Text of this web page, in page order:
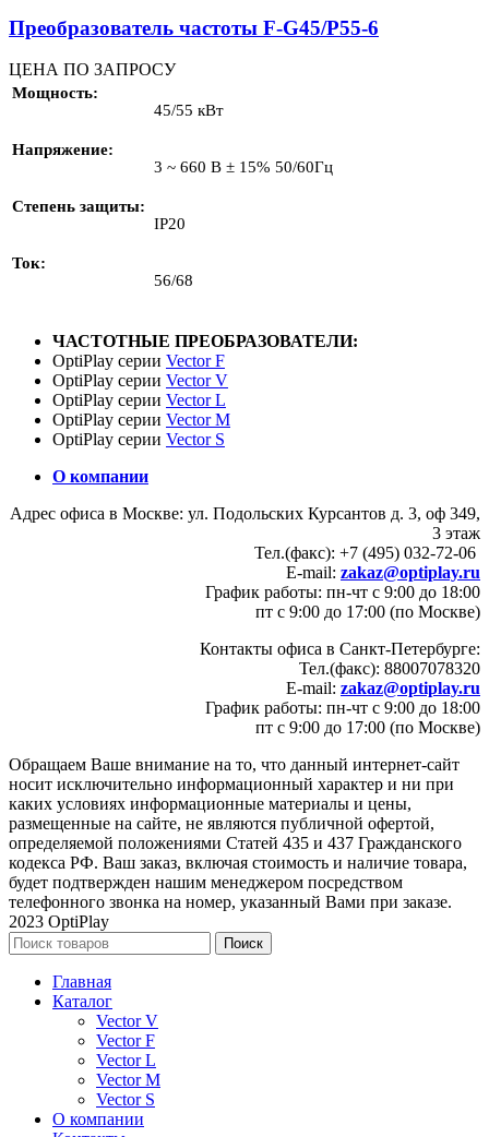
Преобразователь частоты F-G45/P55-6
ЦЕНА ПО ЗАПРОСУ
Мощность
45/55 кВт
Напряжение
3 ~ 660 В ± 15% 50/60Гц
Степень защиты
IP20
Ток
56/68
ЧАСТОТНЫЕ ПРЕОБРАЗОВАТЕЛИ:
OptiPlay серии Vector F
OptiPlay серии Vector V
OptiPlay серии Vector L
OptiPlay серии Vector M
OptiPlay серии Vector S
О компании
Адрес офиса в Москве: ул. Подольских Курсантов д. 3, оф 349,
3 этаж
Тел.(факс): +7 (495) 032-72-06
E-mail: zakaz@optiplay.ru
График работы: пн-чт с 9:00 до 18:00
пт с 9:00 до 17:00 (по Москве)
Контакты офиса в Санкт-Петербурге:
Тел.(факс): 88007078320
E-mail: zakaz@optiplay.ru
График работы: пн-чт с 9:00 до 18:00
пт с 9:00 до 17:00 (по Москве)
Обращаем Ваше внимание на то, что данный интернет-сайт
носит исключительно информационный характер и ни при
каких условиях информационные материалы и цены,
размещенные на сайте, не являются публичной офертой,
определяемой положениями Статей 435 и 437 Гражданского
кодекса РФ. Ваш заказ, включая стоимость и наличие товара,
будет подтвержден нашим менеджером посредством
телефонного звонка на номер, указанный Вами при заказе.
2023 OptiPlay
Поиск
Главная
Каталог
Vector V
Vector F
Vector L
Vector M
Vector S
О компании